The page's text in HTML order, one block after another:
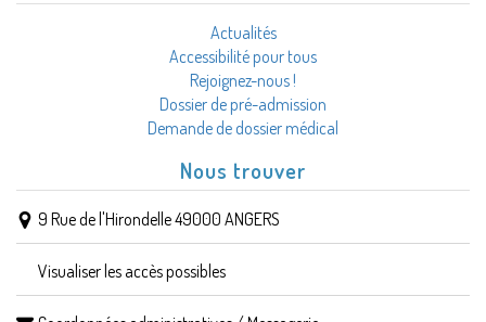
Actualités
Accessibilité pour tous
Rejoignez-nous !
Dossier de pré-admission
Demande de dossier médical
Nous trouver
9 Rue de l'Hirondelle 49000 ANGERS
Visualiser les accès possibles